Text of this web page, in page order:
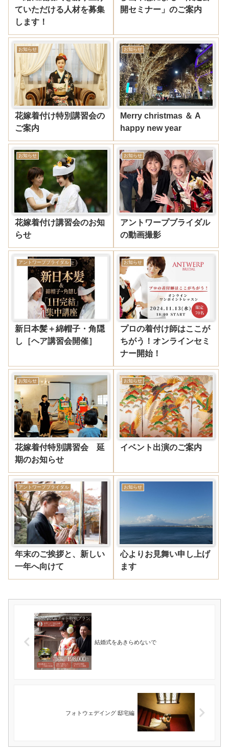
ていただける人材を募集
します！
開セミナー」のご案内
お知らせ
花嫁着付け特別講習会の
ご案内
お知らせ
Merry christmas ＆ A
happy new year
お知らせ
花嫁着付け講習会のお知
らせ
お知らせ
アントワープブライダル
の動画撮影
アントワープブライダル
新日本髪＋綿帽子・角隠
し［ヘア講習会開催］
お知らせ
プロの着付け師はここが
ちがう！オンラインセミ
ナー開始！
お知らせ
花嫁着付特別講習会 延
期のお知らせ
お知らせ
イベント出演のご案内
アントワープブライダル
年末のご挨拶と、新しい
一年へ向けて
お知らせ
心よりお見舞い申し上げ
ます
結婚式をあきらめないで
フォトウェデイング 邸宅編